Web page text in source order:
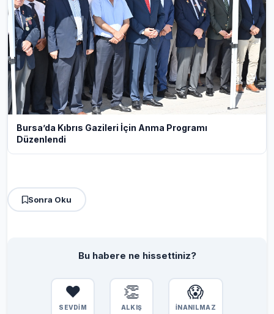
Bursa’da Kıbrıs Gazileri İçin Anma Programı
Düzenlendi
Sonra Oku
Bu habere ne hissettiniz?
❤️
SEVDİM
👏
ALKIŞ
😱
İNANILMAZ